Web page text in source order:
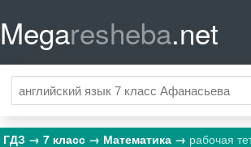
Megaresheba.net
ГДЗ 7 класс Математика рабочая